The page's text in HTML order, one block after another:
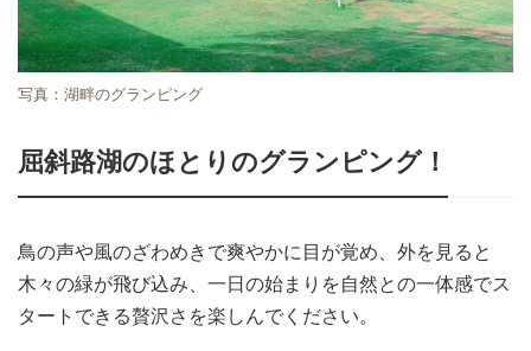
写真：湖畔のグランピング
屈斜路湖のほとりのグランピング！
鳥の声や風のざわめきで爽やかに目が覚め、外を見ると
木々の緑が飛び込み、一日の始まりを自然との一体感でス
タートできる贅沢さを楽しんでください。